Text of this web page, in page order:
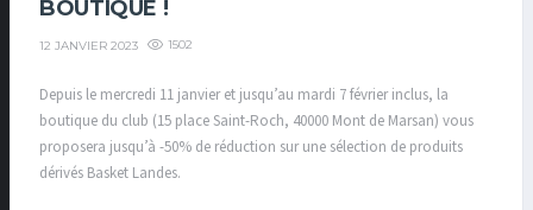
BOUTIQUE !
12 JANVIER 2023 1502
Depuis le mercredi 11 janvier et jusqu’au mardi 7 février inclus, la
boutique du club (15 place Saint-Roch, 40000 Mont de Marsan) vous
proposera jusqu’à -50% de réduction sur une sélection de produits
dérivés Basket Landes.